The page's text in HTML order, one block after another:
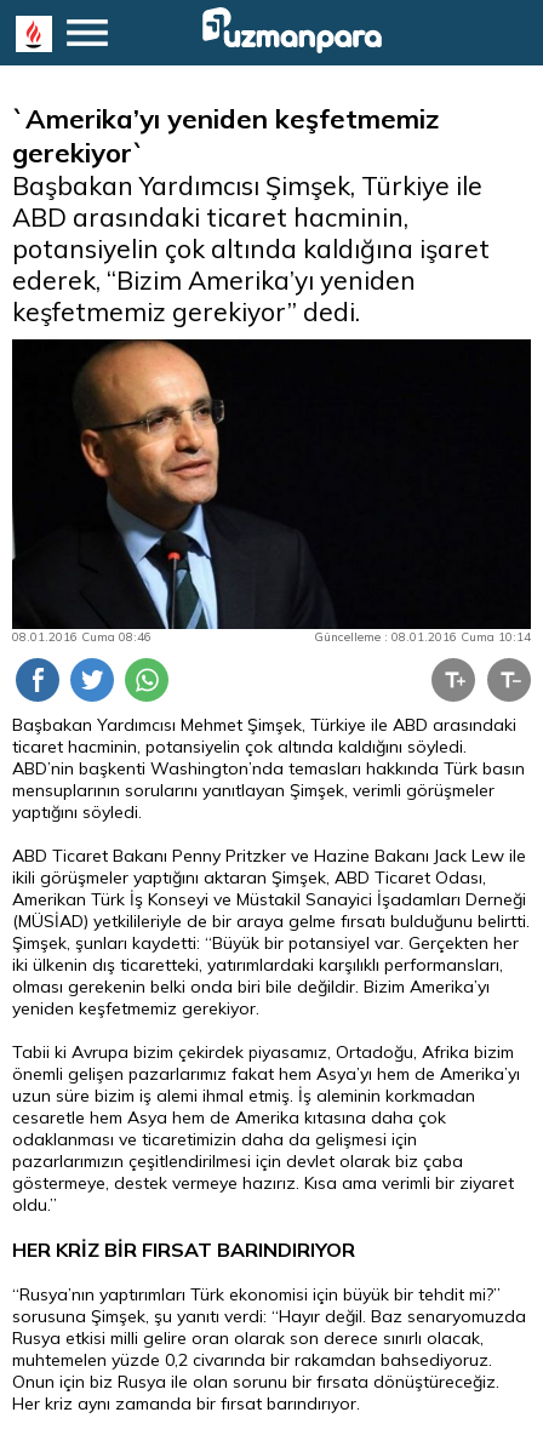
`Amerika’yı yeniden keşfetmemiz
gerekiyor`
Başbakan Yardımcısı Şimşek, Türkiye ile
ABD arasındaki ticaret hacminin,
potansiyelin çok altında kaldığına işaret
ederek, “Bizim Amerika’yı yeniden
keşfetmemiz gerekiyor” dedi.
08.01.2016 Cuma 08:46 Güncelleme : 08.01.2016 Cuma 10:14
Başbakan Yardımcısı Mehmet Şimşek, Türkiye ile ABD arasındaki
ticaret hacminin, potansiyelin çok altında kaldığını söyledi.
ABD’nin başkenti Washington’nda temasları hakkında Türk basın
mensuplarının sorularını yanıtlayan Şimşek, verimli görüşmeler
yaptığını söyledi.
ABD Ticaret Bakanı Penny Pritzker ve Hazine Bakanı Jack Lew ile
ikili görüşmeler yaptığını aktaran Şimşek, ABD Ticaret Odası,
Amerikan Türk İş Konseyi ve Müstakil Sanayici İşadamları Derneği
(MÜSİAD) yetkilileriyle de bir araya gelme fırsatı bulduğunu belirtti.
Şimşek, şunları kaydetti: “Büyük bir potansiyel var. Gerçekten her
iki ülkenin dış ticaretteki, yatırımlardaki karşılıklı performansları,
olması gerekenin belki onda biri bile değildir. Bizim Amerika’yı
yeniden keşfetmemiz gerekiyor.
Tabii ki Avrupa bizim çekirdek piyasamız, Ortadoğu, Afrika bizim
önemli gelişen pazarlarımız fakat hem Asya’yı hem de Amerika’yı
uzun süre bizim iş alemi ihmal etmiş. İş aleminin korkmadan
cesaretle hem Asya hem de Amerika kıtasına daha çok
odaklanması ve ticaretimizin daha da gelişmesi için
pazarlarımızın çeşitlendirilmesi için devlet olarak biz çaba
göstermeye, destek vermeye hazırız. Kısa ama verimli bir ziyaret
oldu.”
HER KRİZ BİR FIRSAT BARINDIRIYOR
“Rusya’nın yaptırımları Türk ekonomisi için büyük bir tehdit mi?”
sorusuna Şimşek, şu yanıtı verdi: “Hayır değil. Baz senaryomuzda
Rusya etkisi milli gelire oran olarak son derece sınırlı olacak,
muhtemelen yüzde 0,2 civarında bir rakamdan bahsediyoruz.
Onun için biz Rusya ile olan sorunu bir fırsata dönüştüreceğiz.
Her kriz aynı zamanda bir fırsat barındırıyor.